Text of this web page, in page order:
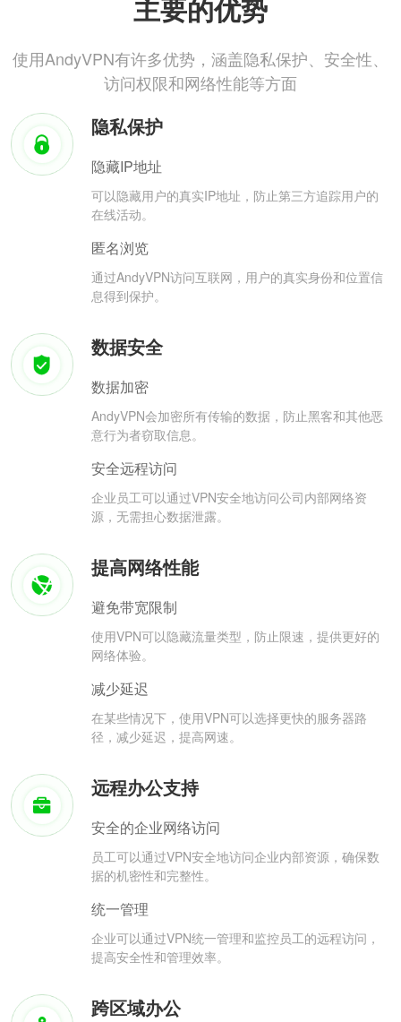
主要的优势
使用AndyVPN有许多优势，涵盖隐私保护、安全性、
访问权限和网络性能等方面
隐私保护
隐藏IP地址
可以隐藏用户的真实IP地址，防止第三方追踪用户的
在线活动。
匿名浏览
通过AndyVPN访问互联网，用户的真实身份和位置信
息得到保护。
数据安全
数据加密
AndyVPN会加密所有传输的数据，防止黑客和其他恶
意行为者窃取信息。
安全远程访问
企业员工可以通过VPN安全地访问公司内部网络资
源，无需担心数据泄露。
提高网络性能
避免带宽限制
使用VPN可以隐藏流量类型，防止限速，提供更好的
网络体验。
减少延迟
在某些情况下，使用VPN可以选择更快的服务器路
径，减少延迟，提高网速。
远程办公支持
安全的企业网络访问
员工可以通过VPN安全地访问企业内部资源，确保数
据的机密性和完整性。
统一管理
企业可以通过VPN统一管理和监控员工的远程访问，
提高安全性和管理效率。
跨区域办公